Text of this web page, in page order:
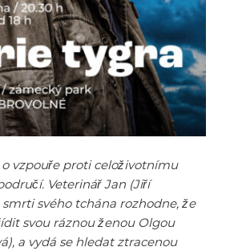
vzpouře proti celoživotnímu
Veterinář Jan (Jiří
svého tchána rozhodne, že
svou ráznou ženou Olgou
a vydá se hledat ztracenou